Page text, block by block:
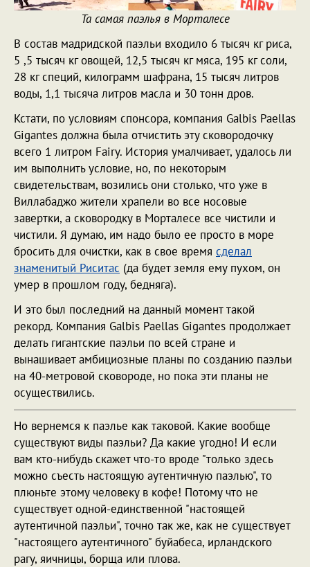
Та самая паэлья в Морталесе
В состав мадридской паэльи входило 6 тысяч кг риса,
5 ,5 тысяч кг овощей, 12,5 тысяч кг мяса, 195 кг соли,
28 кг специй, килограмм шафрана, 15 тысяч литров
воды, 1,1 тысяча литров масла и 30 тонн дров.
Кстати, по условиям спонсора, компания Galbis Paellas
Gigantes должна была отчистить эту сковородочку
всего 1 литром Fairy. История умалчивает, удалось ли
им выполнить условие, но, по некоторым
свидетельствам, возились они столько, что уже в
Виллабаджо жители храпели во все носовые
завертки, а сковородку в Морталесе все чистили и
чистили. Я думаю, им надо было ее просто в море
бросить для очистки, как в свое время сделал
знаменитый Риситас (да будет земля ему пухом, он
умер в прошлом году, бедняга).
И это был последний на данный момент такой
рекорд. Компания Galbis Paellas Gigantes продолжает
делать гигантские паэльи по всей стране и
вынашивает амбициозные планы по созданию паэльи
на 40-метровой сковороде, но пока эти планы не
осуществились.
Но вернемся к паэлье как таковой. Какие вообще
существуют виды паэльи? Да какие угодно! И если
вам кто-нибудь скажет что-то вроде "только здесь
можно съесть настоящую аутентичную паэлью", то
плюньте этому человеку в кофе! Потому что не
существует одной-единственной "настоящей
аутентичной паэльи", точно так же, как не существует
"настоящего аутентичного" буйабеса, ирландского
рагу, яичницы, борща или плова.